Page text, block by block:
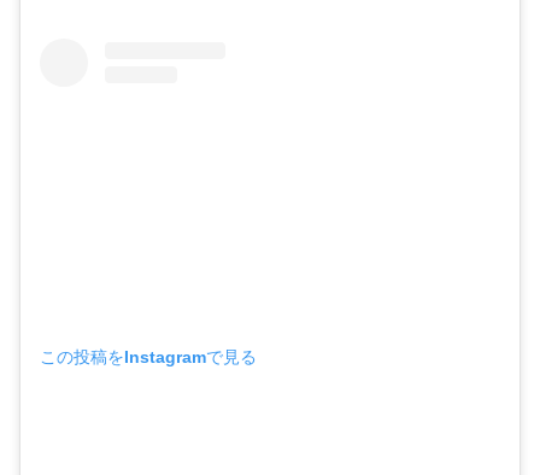
この投稿をInstagramで見る